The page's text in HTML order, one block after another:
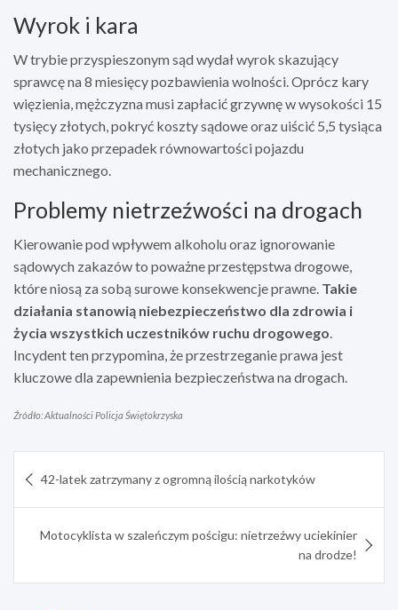
Wyrok i kara
W trybie przyspieszonym sąd wydał wyrok skazujący
sprawcę na 8 miesięcy pozbawienia wolności. Oprócz kary
więzienia, mężczyzna musi zapłacić grzywnę w wysokości 15
tysięcy złotych, pokryć koszty sądowe oraz uiścić 5,5 tysiąca
złotych jako przepadek równowartości pojazdu
mechanicznego.
Problemy nietrzeźwości na drogach
Kierowanie pod wpływem alkoholu oraz ignorowanie
sądowych zakazów to poważne przestępstwa drogowe,
które niosą za sobą surowe konsekwencje prawne. Takie
działania stanowią niebezpieczeństwo dla zdrowia i
życia wszystkich uczestników ruchu drogowego
Incydent ten przypomina, że przestrzeganie prawa jest
kluczowe dla zapewnienia bezpieczeństwa na drogach.
Źródło: Aktualności Policja Świętokrzyska
wpisu
42-latek zatrzymany z ogromną ilością narkotyków
Motocyklista w szaleńczym pościgu: nietrzeźwy uciekinier
na drodze!